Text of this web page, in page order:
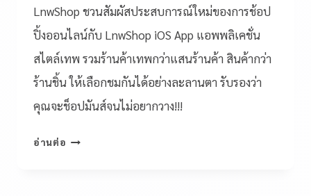
LnwShop ชวนสัมผัสประสบการณ์ใหม่ของการช้อป
ปิ้งออนไลน์กับ LnwShop iOS App แอพพลิเคชั่น
สไตล์เทพ รวมร้านค้าเทพกว่าแสนร้านค้า สินค้ากว่า
ร้านชิ้น ให้เลือกชมกันได้อย่างละลานตา รับรองว่า
คุณจะช็อปมันส์จนไม่อยากวาง!!!
อ่านต่อ